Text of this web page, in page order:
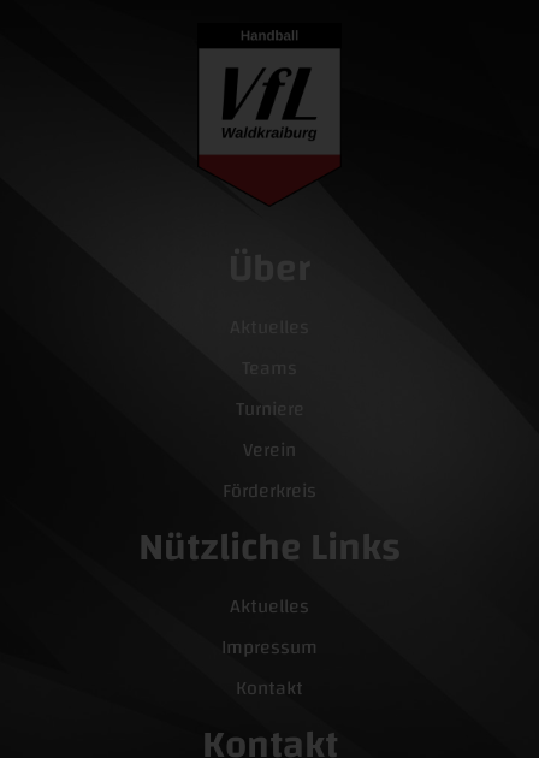
Über
Turniere
Verein
Förderkreis
Nützliche Links
Aktuelles
Impressum
Kontakt